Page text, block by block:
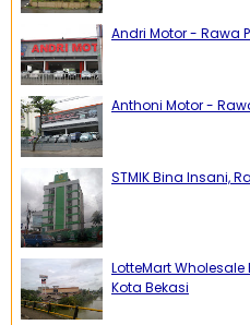
Andri Motor - Rawa
Anthoni Motor -
STMIK Bina Insani,
LotteMart Wholesale
Kota Bekasi